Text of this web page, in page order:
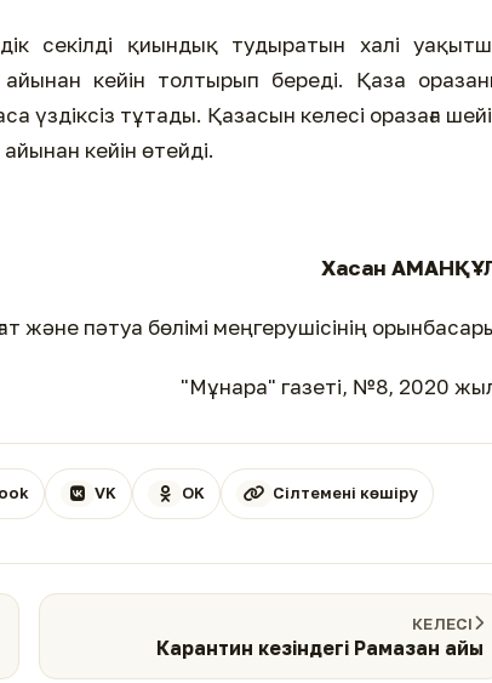
секілді қиындық тудыратын халі
кейін толтырып береді. Қаза
үздіксіз тұтады. Қазасын келесі оразаға
кейін өтейді.
Хасан
және пәтуа бөлімі меңгерушісінің
"Мұнара" газеті, №8, 2020
VK OK Сілтемені көшіру
КЕЛЕСІ
Карантин кезіндегі Рамазан айы